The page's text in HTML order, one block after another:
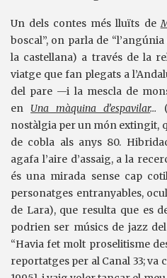
Un dels contes més lluïts de
boscal”, on parla de
la castellana) a través de la
viatge que fan plegats a
del pare —i la mescla de
en Una màquina d’espavilar…
nostàlgia per un món extingit,
de cobla als anys 80.
agafa l’aire d’assaig, a la
és una mirada sense cap
personatges entranyables,
de Lara), que resulta que es
podrien ser músics de jazz
“Havia fet molt proselitisme
reportatges per al Canal 33; va